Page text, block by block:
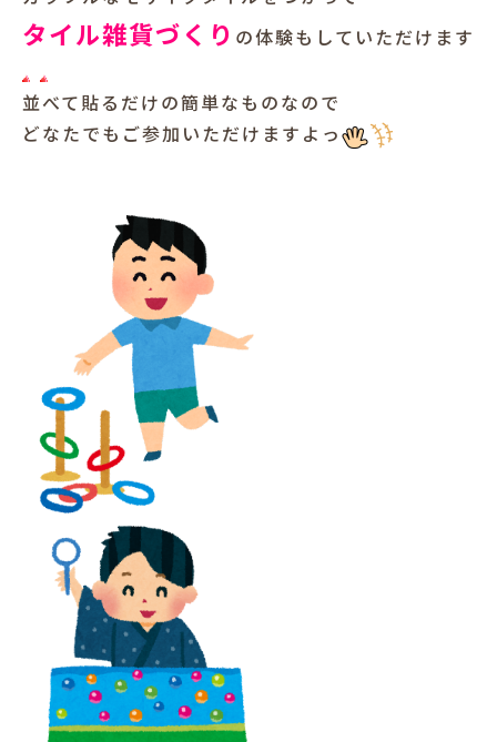
タイル雑貨づくり の体験もしていただけます
並べて貼るだけの簡単なものなので
どなたでもご参加いただけますよっ